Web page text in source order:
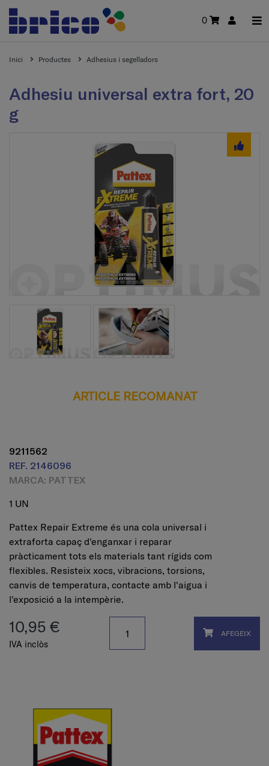
0
Inici Productes Adhesius i segelladors
Adhesiu universal extra fort, 20
g
ARTICLE RECOMANAT
9211562
REF. 2146096
MARCA: PATTEX
1 UN
Pattex Repair Extreme és una cola universal i
extraforta capaç d'enganxar i reparar
pràcticament tots els materials tant rígids com
flexibles. Resisteix xocs, vibracions, torsions,
canvis de temperatura, contacte amb l'aigua i
l'exposició a la intempèrie.
10,95 €
IVA inclòs
AFEGEIX